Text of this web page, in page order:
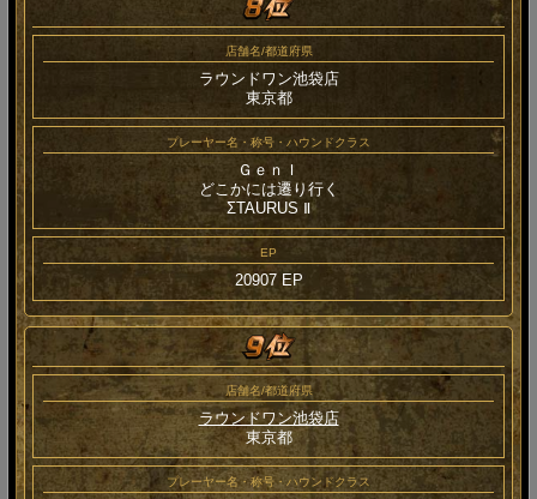
店舗名/都道府県
ラウンドワン池袋店
東京都
プレーヤー名・称号・ハウンドクラス
ＧｅｎＩ
どこかには遷り行く
ΣTAURUS Ⅱ
EP
20907 EP
店舗名/都道府県
ラウンドワン池袋店
東京都
プレーヤー名・称号・ハウンドクラス